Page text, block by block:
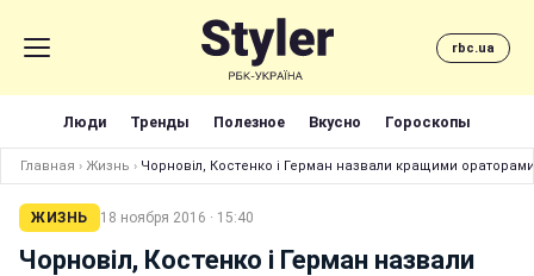
rbc.ua
Люди Тренды Полезное Вкусно Гороскопы
Главная › Жизнь › Чорновіл, Костенко і Герман назвали кращими
ЖИЗНЬ 18 ноября 2016 · 15:40
Чорновіл, Костенко і Герман назвали